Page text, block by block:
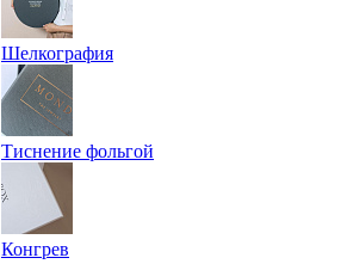
Шелкография
Тиснение фольгой
Конгрев